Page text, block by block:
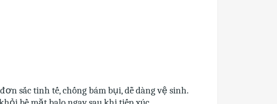
sắc tinh tế, chống bám bụi, dễ dàng vệ sinh.